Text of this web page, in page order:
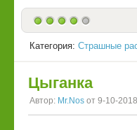
Категория: Страшные
Цыганка
Автор: Mr.Nos от 9-10-